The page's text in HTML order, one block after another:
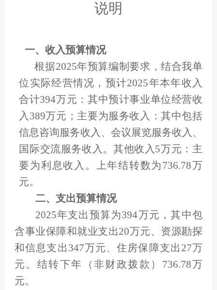
说明
一、收入预算情况
根据2025年预算编制要求，结合我单
位实际经营情况，预计2025年本年收入
合计394万元：其中预计事业单位经营收
入389万元；主要为服务收入：其中包括
信息咨询服务收入、会议展览服务收入、
国际交流服务收入。其他收入5万元：主
要为利息收入。上年结转数为736.78万
元。
二、支出预算情况
2025年支出预算为394万元，其中包
含事业保障和就业支出20万元、资源勘探
和信息支出347万元、住房保障支出27万
元。结转下年（非财政拨款）736.78万
元。